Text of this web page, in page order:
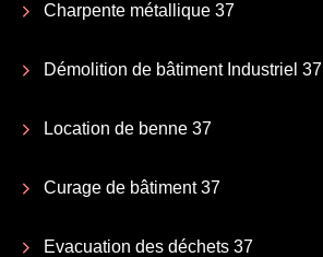
Charpente métallique 37
Démolition de bâtiment Industriel 37
Location de benne 37
Curage de bâtiment 37
Evacuation des déchets 37